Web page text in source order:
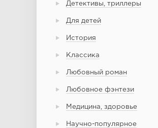
Детективы, триллеры
Для детей
История
Классика
Любовный роман
Любовное фэнтези
Медицина, здоровье
Научно-популярное